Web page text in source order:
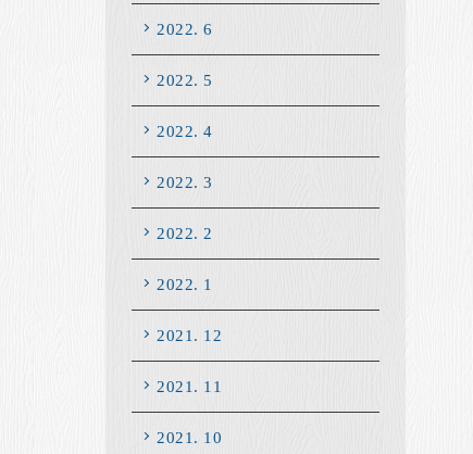
2022. 6
2022. 5
2022. 4
2022. 3
2022. 2
2022. 1
2021. 12
2021. 11
2021. 10